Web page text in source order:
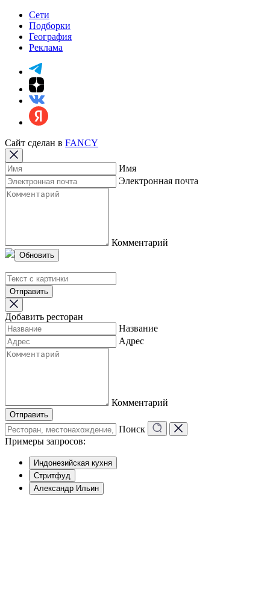
Сети
Подборки
География
Реклама
Сайт сделан в FANCY
Имя
Электронная почта
Комментарий
Обновить
Отправить
Добавить ресторан
Название
Адрес
Комментарий
Отправить
Поиск
Примеры запросов:
Индонезийская кухня
Стритфуд
Александр Ильин